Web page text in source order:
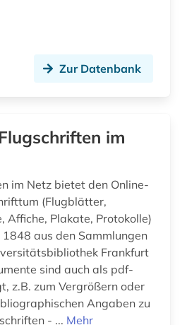
(1)
Zur Datenbank
im
im Netz bietet den Online-
(Flugblätter,
Affiche, Plakate, Protokolle)
aus den Sammlungen
Frankfurt
z.B. zum Vergrößern oder
Angaben zu
- ... Mehr